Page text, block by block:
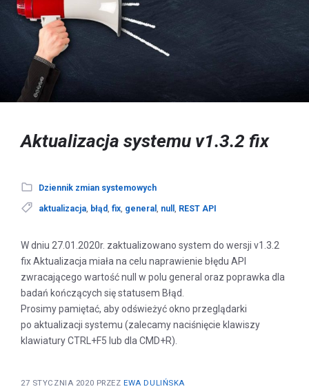
Aktualizacja systemu v1.3.2 fix
Dziennik zmian systemowych
aktualizacja błąd fix general null REST API
W dniu 27.01.2020r. zaktualizowano system do wersji v1.3.2
fix Aktualizacja miała na celu naprawienie błędu API
zwracającego wartość null w polu general oraz poprawka dla
badań kończących się statusem Błąd.
Prosimy pamiętać, aby odświeżyć okno przeglądarki
po aktualizacji systemu (zalecamy naciśnięcie klawiszy
klawiatury CTRL+F5 lub dla CMD+R).
27 STYCZNIA 2020 PRZEZEWA DULIŃSKA